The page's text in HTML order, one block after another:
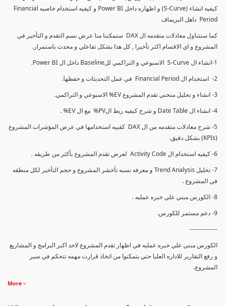
كيفيه انشاء (S-Curve) و اظهاره داخل Power BI و كيفيه استخدام خاصيه Financial
Period داهل البريماف
كما سنتناول معادلات متقدمه ال DAX ستمكننا منا عرض نسم التقدم و التأخير في
المشروع و اي الاقسام اكثر تأخيرا , كل هذا بشكل تفاعلي و محدث باستمرار.
1-انشاء ال S-Curve الاسبوعي و التراكمي للBaseline داخل ال Power BI.
2- استخدام ال Financial Period في عمل التحديثات و حفظها.
3- انشاء و تحليل منحني تقدم المشروع EV% الاسبوعي و التراكمي.
4- انشاء ال Date Table و شرح كيفيه ربط الPV% مع ال EV% .
5- شرح معادلات متقدمه من ال DAX كفييه استخدامها في عرض المؤشرات المشروع
(KPIs) بشكل دقيق.
6- كيفيه استخدام ال Activity Code لعرض تقدم المشروع بأكثر من طريقه .
7- تحليل Trend Analysis و معرفه نسبه تأخشر المشروع و حجم التأخير لكل منطقه
في المشروع .
8- الكورس مبني علي خبره عمليه .
9- دعم مستمر للكورس.
--------------
الكورس مبني علي خبره عمليه في اظهار تقدم المشروع لاحد اكبر البرامج و المشاريع
و رفع التقارير للاداره العليا حتي يتمكنوا من اتخاذ قرارت مهمه تتحكم في سير
المشروع.
More